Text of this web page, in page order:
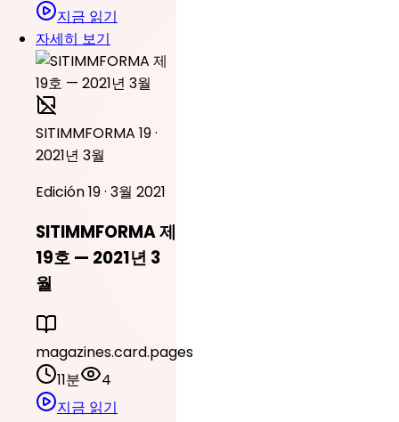
지금 읽기
자세히 보기
SITIMMFORMA 19 ·
2021년 3월
Edición 19 · 3월 2021
SITIMMFORMA 제
19호 — 2021년 3
월
magazines.card.pages
11분
4
지금 읽기